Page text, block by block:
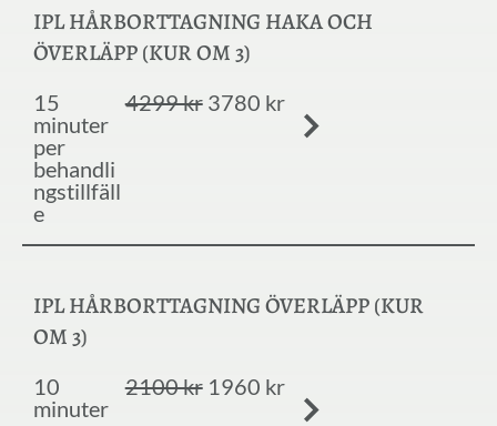
IPL HÅRBORTTAGNING HAKA OCH
ÖVERLÄPP (KUR OM 3)
15
minuter
per
behandli
ngstillfäll
e
4299 kr3780 kr
IPL HÅRBORTTAGNING ÖVERLÄPP (KUR
OM 3)
10
minuter
2100 kr1960 kr